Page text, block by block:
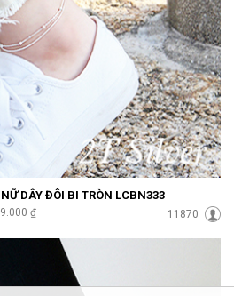
DÂY ĐÔI BI TRÒN LCBN333
₫ 11870